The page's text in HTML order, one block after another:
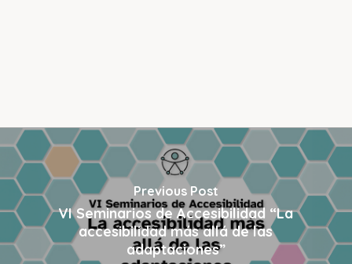
Previous Post
VI Seminarios de Accesibilidad “La
accesibilidad más allá de las
adaptaciones”